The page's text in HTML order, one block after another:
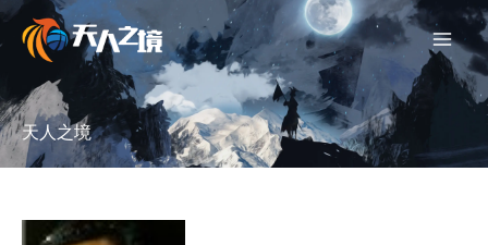
跳
至
容
天人之境